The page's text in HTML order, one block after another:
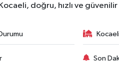
doğru, hızlı ve
Son